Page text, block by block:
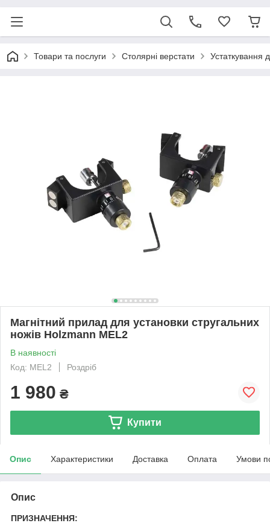
Товари та послуги Столярні верстати Устаткування
Магнітний прилад для установки стругальних
ножів Holzmann MEL2
В наявності
Код: MEL2
Роздріб
1 980 ₴
Купити
Опис Характеристики Доставка Оплата Умови
Опис
ПРИЗНАЧЕННЯ: